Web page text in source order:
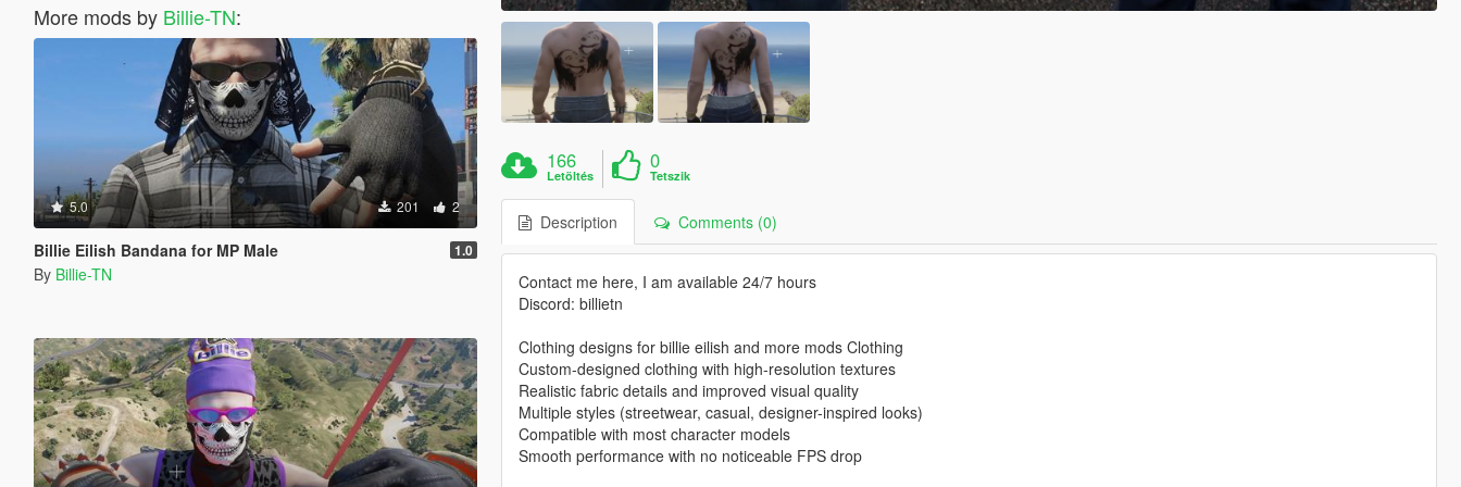
More mods by Billie-TN:
5.0 201 2
Billie Eilish Bandana for MP Male 1.0
By Billie-TN
166
Letöltés
0
Tetszik
Description Comments (0)
Contact me here, I am available 24/7 hours
Discord: billietn
Clothing designs for billie eilish and more mods Clothing
Custom-designed clothing with high-resolution textures
Realistic fabric details and improved visual quality
Multiple styles (streetwear, casual, designer-inspired looks)
Compatible with most character models
Smooth performance with no noticeable FPS drop